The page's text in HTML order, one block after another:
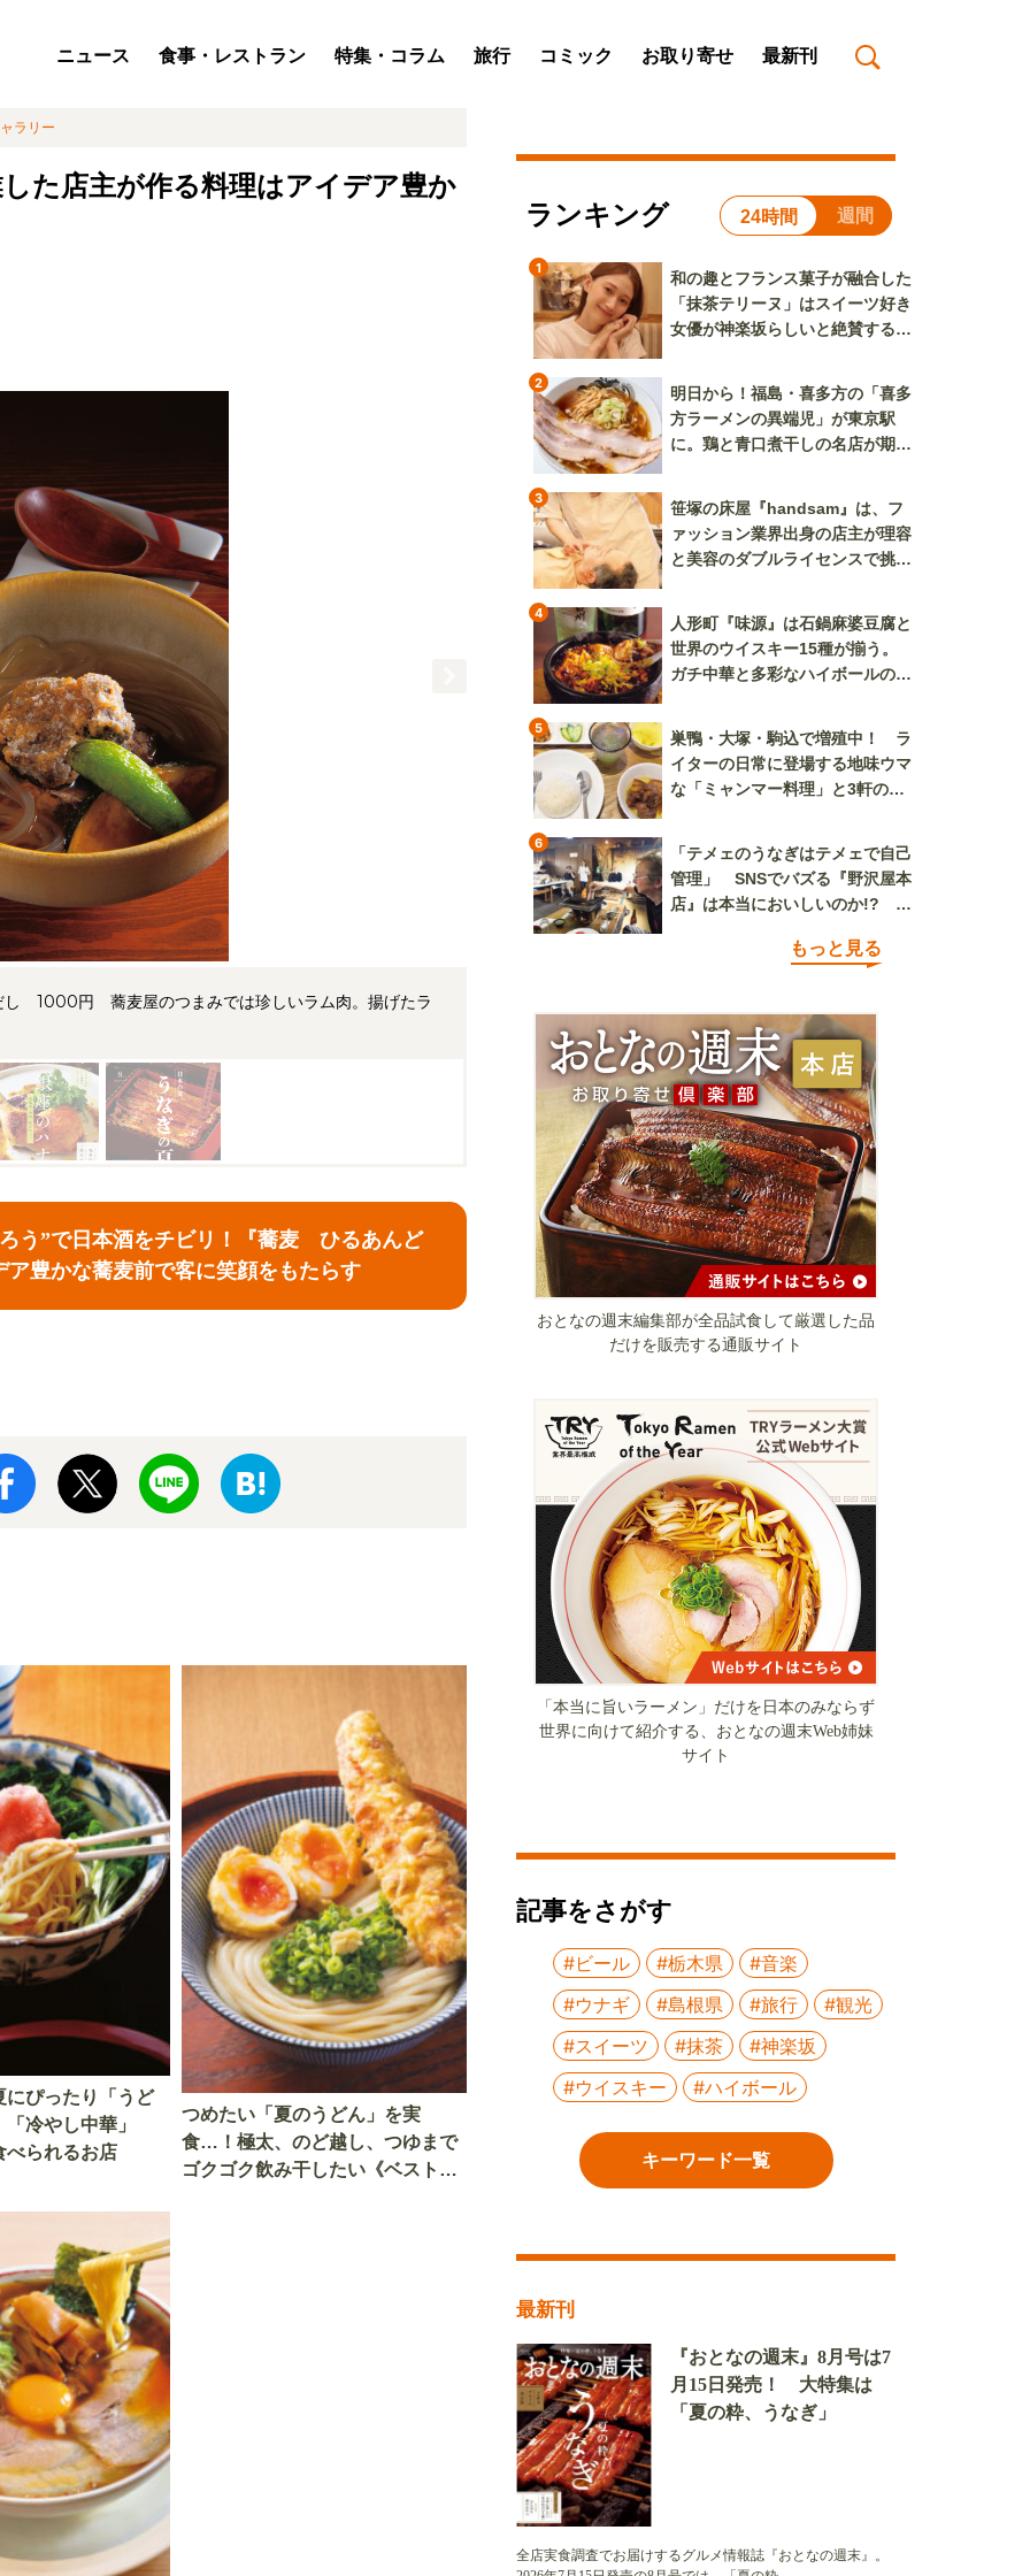
ニュース 食事・レストラン 特集・コラム 旅行 コミック お取り寄せ 最新刊
ラリー
た店主が作る料理はアイデア豊か
1000円 蕎麦屋のつまみでは珍しいラム肉。揚げたラ
う”で日本酒をチビリ！『蕎麦 ひるあんど
ア豊かな蕎麦前で客に笑顔をもたらす
にぴったり「うど
冷やし中華」
べられるお店
つめたい「夏のうどん」を実
食…！極太、のど越し、つゆまで
ゴクゴク飲み干したい《ベスト5
ランキング 24時間 週間
1
和の趣とフランス菓子が融合した
「抹茶テリーヌ」はスイーツ好き
女優が神楽坂らしいと絶賛する逸
2
明日から！福島・喜多方の「喜多
方ラーメンの異端児」が東京駅
に。鶏と青口煮干しの名店が期間
3
笹塚の床屋『handsam』は、フ
ァッション業界出身の店主が理容
と美容のダブルライセンスで挑む
4
人形町『味源』は石鍋麻婆豆腐と
世界のウイスキー15種が揃う。
ガチ中華と多彩なハイボールの組
5
巣鴨・大塚・駒込で増殖中！ ラ
イターの日常に登場する地味ウマ
な「ミャンマー料理」と3軒のニ
6
「テメェのうなぎはテメェで自己
管理」 SNSでバズる『野沢屋本
店』は本当においしいのか!? い
もっと見る
おとなの週末編集部が全品試食して厳選した品
だけを販売する通販サイト
「本当に旨いラーメン」だけを日本のみならず
世界に向けて紹介する、おとなの週末Web姉妹
サイト
記事をさがす
#ビール #栃木県
#音楽
#ウナギ
#島根県 #旅行
#観光
#スイーツ
#抹茶
#神楽坂
#ウイスキー
#ハイボール
キーワード一覧
最新刊
『おとなの週末』8月号は7
月15日発売！ 大特集は
「夏の粋、うなぎ」
全店実食調査でお届けするグルメ情報誌『おとなの週末』。